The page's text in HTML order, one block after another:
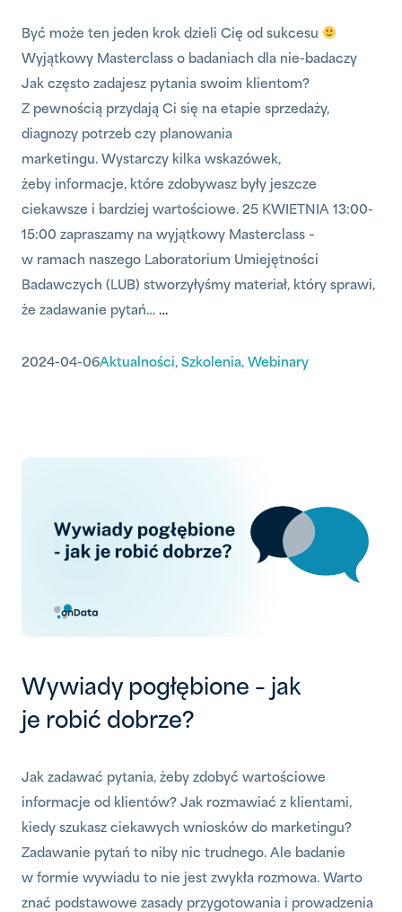
Być może ten jeden krok dzieli Cię od sukcesu
Wyjątkowy Masterclass o badaniach dla nie-badaczy
Jak często zadajesz pytania swoim klientom?
Z pewnością przydają Ci się na etapie sprzedaży,
diagnozy potrzeb czy planowania
marketingu. Wystarczy kilka wskazówek,
żeby informacje, które zdobywasz były jeszcze
ciekawsze i bardziej wartościowe. 25 KWIETNIA 13:00-
15:00 zapraszamy na wyjątkowy Masterclass –
w ramach naszego Laboratorium Umiejętności
Badawczych (LUB) stworzyłyśmy materiał, który sprawi,
że zadawanie pytań… …
2024-04-06Aktualności, Szkolenia, Webinary
Wywiady pogłębione – jak
je robić dobrze?
Jak zadawać pytania, żeby zdobyć wartościowe
informacje od klientów? Jak rozmawiać z klientami,
kiedy szukasz ciekawych wniosków do marketingu?
Zadawanie pytań to niby nic trudnego. Ale badanie
w formie wywiadu to nie jest zwykła rozmowa. Warto
znać podstawowe zasady przygotowania i prowadzenia